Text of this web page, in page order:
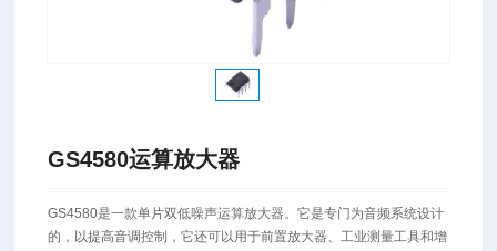
GS4580运算放大器
​GS4580是一款单片双低噪声运算放大器。它是专门为音频系统设计
的，以提高音调控制，它还可以用于前置放大器、工业测量工具和增